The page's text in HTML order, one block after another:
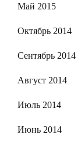
Май 2015
Октябрь 2014
Сентябрь 2014
Август 2014
Июль 2014
Июнь 2014